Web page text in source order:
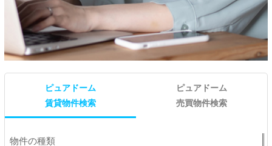
ピュアドーム
賃貸物件検索
物件の種類
ピュアドーム
売買物件検索